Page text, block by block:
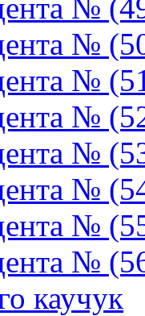
№
№
№
№
№
№
№
№
каучук